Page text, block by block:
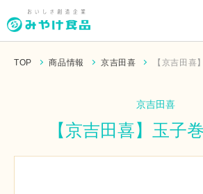
TOP 商品情報 京吉田喜 【京吉田喜
京吉田喜
【京吉田喜】玉子